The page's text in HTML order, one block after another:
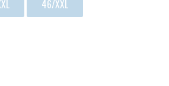
EQUINE SADLER
SADEL TILBEHØR
EQUINE
46/XXL